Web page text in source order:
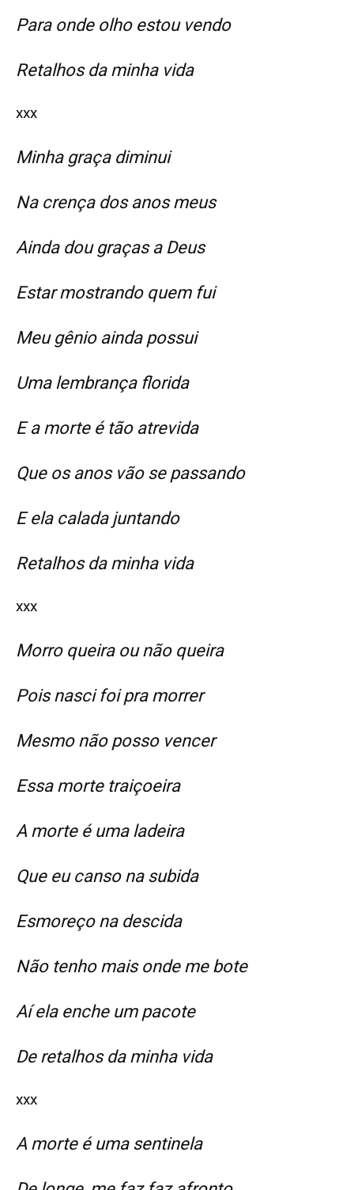
Para onde olho estou vendo
Retalhos da minha vida
xxx
Minha graça diminui
Na crença dos anos meus
Ainda dou graças a Deus
Estar mostrando quem fui
Meu gênio ainda possui
Uma lembrança florida
E a morte é tão atrevida
Que os anos vão se passando
E ela calada juntando
Retalhos da minha vida
xxx
Morro queira ou não queira
Pois nasci foi pra morrer
Mesmo não posso vencer
Essa morte traiçoeira
A morte é uma ladeira
Que eu canso na subida
Esmoreço na descida
Não tenho mais onde me bote
Aí ela enche um pacote
De retalhos da minha vida
xxx
A morte é uma sentinela